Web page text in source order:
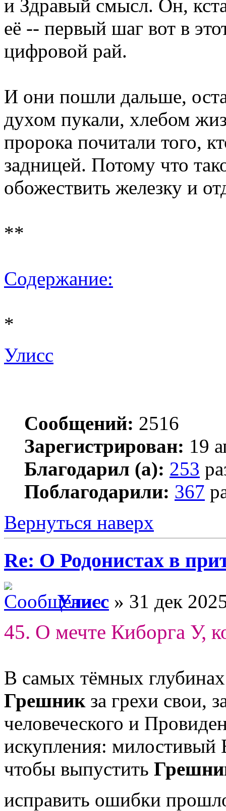
и Здравый смысл. Он,
её -- первый шаг вот в
цифровой рай.
И они пошли дальше,
духом пукали, хлебом
пророка почитали того,
задницей. Потому что
обожествить железку и
**
Содержание:
*
Улисс
Сообщений: 2516
Зарегистрирован: 19
Благодарил (а): 253
Поблагодарили: 367
Вернуться наверх
Re: О Родонистах в
Улисс » 31 дек
45. О мечте Киборга У,
В самых тёмных
Грешникза грехи свои,
человеческого и
искупления: милостивый
чтобы выпустить
исправить ошибки